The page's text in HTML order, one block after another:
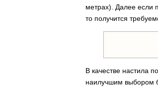
метрах). Далее если
то получится
В качестве настила
наилучшим выбором